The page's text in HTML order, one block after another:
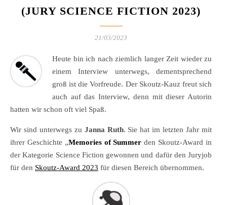
(JURY SCIENCE FICTION 2023)
21/03/2023
Heute bin ich nach ziemlich langer Zeit wieder zu
einem Interview unterwegs, dementsprechend
groß ist die Vorfreude. Der Skoutz-Kauz freut sich
auch auf das Interview, denn mit dieser Autorin
hatten wir schon oft viel Spaß.
Wir sind unterwegs zu Janna Ruth. Sie hat im letzten Jahr mit
ihrer Geschichte „Memories of Summerden Skoutz-Award in
der Kategorie Science Fiction gewonnen und dafür den Juryjob
für den Skoutz-Award 2023 für diesen Bereich übernommen.